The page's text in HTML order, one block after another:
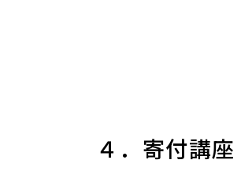
４．寄付講座